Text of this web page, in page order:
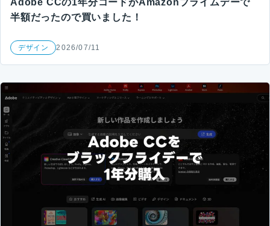
Adobe CCの1年分コードがAmazonプライムデーで
半額だったので買いました！
デザイン 2026/07/11